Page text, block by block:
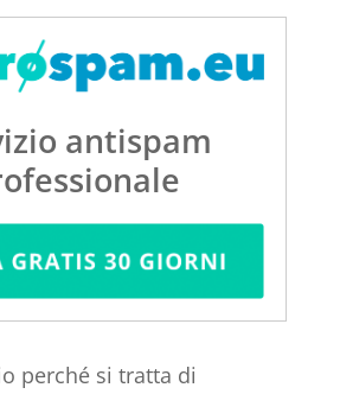
antispam
perché si tratta di